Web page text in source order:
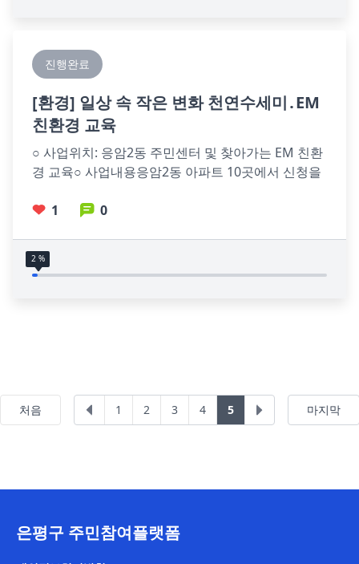
진행완료
[환경] 일상 속 작은 변화 천연수세미․EM
친환경 교육
○ 사업위치: 응암2동 주민센터 및 찾아가는 EM 친환
경 교육○ 사업내용응암2동 아파트 10곳에서 신청을
로웨이스트 교육/쓰레기 분
1 0
2 %
처음 이전 1 2 3 4 5 다음 마지막
은평구 주민참여플랫폼